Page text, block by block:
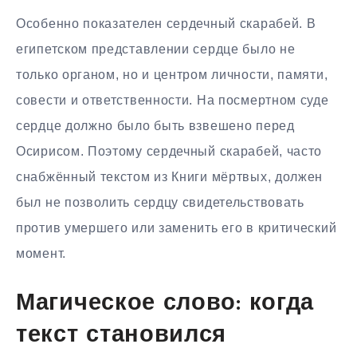
Особенно показателен сердечный скарабей. В
египетском представлении сердце было не
только органом, но и центром личности, памяти,
совести и ответственности. На посмертном суде
сердце должно было быть взвешено перед
Осирисом. Поэтому сердечный скарабей, часто
снабжённый текстом из Книги мёртвых, должен
был не позволить сердцу свидетельствовать
против умершего или заменить его в критический
момент.
Магическое слово: когда
текст становился